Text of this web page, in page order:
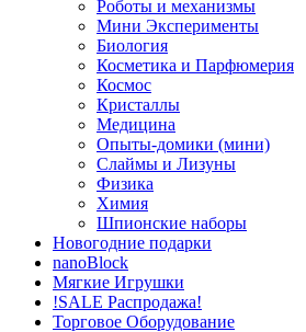
Роботы и механизмы
Мини Эксперименты
Биология
Косметика и Парфюмерия
Космос
Кристаллы
Медицина
Опыты-домики (мини)
Слаймы и Лизуны
Физика
Химия
Шпионские наборы
Новогодние подарки
nanoBlock
Мягкие Игрушки
!SALE Распродажа!
Торговое Оборудование